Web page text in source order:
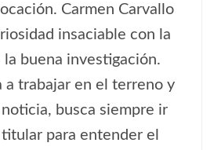
Carmen Carvallo
insaciable con la
buena investigación.
a trabajar en el terreno y
busca siempre ir
para entender el